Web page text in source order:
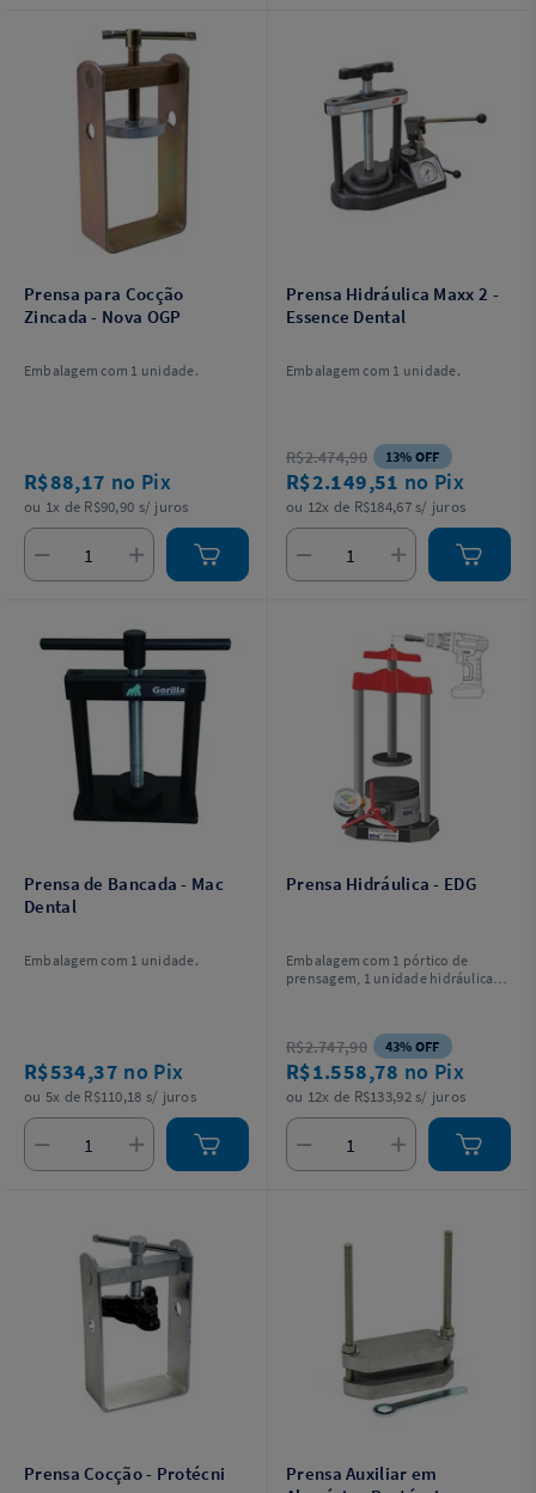
Prensa para Cocção
Zincada - Nova OGP
Embalagem com 1 unidade.
R$88,17 no Pix
ou 1x de R$90,90 s/ juros
Prensa Hidráulica Maxx 2 -
Essence Dental
Embalagem com 1 unidade.
R$2.474,90 13% OFF
R$2.149,51 no Pix
ou 12x de R$184,67 s/ juros
Prensa de Bancada - Mac
Dental
Embalagem com 1 unidade.
R$534,37 no Pix
ou 5x de R$110,18 s/ juros
Prensa Hidráulica - EDG
Embalagem com 1 pórtico de
prensagem, 1 unidade hidráulica, 1
de fixação da unidade hidráulica, 4
parafusos de fixação na bancada
com porcas e 1 manual de
instruções.
R$2.747,90 43% OFF
R$1.558,78 no Pix
ou 12x de R$133,92 s/ juros
Prensa Cocção - Protécni
Prensa Auxiliar em